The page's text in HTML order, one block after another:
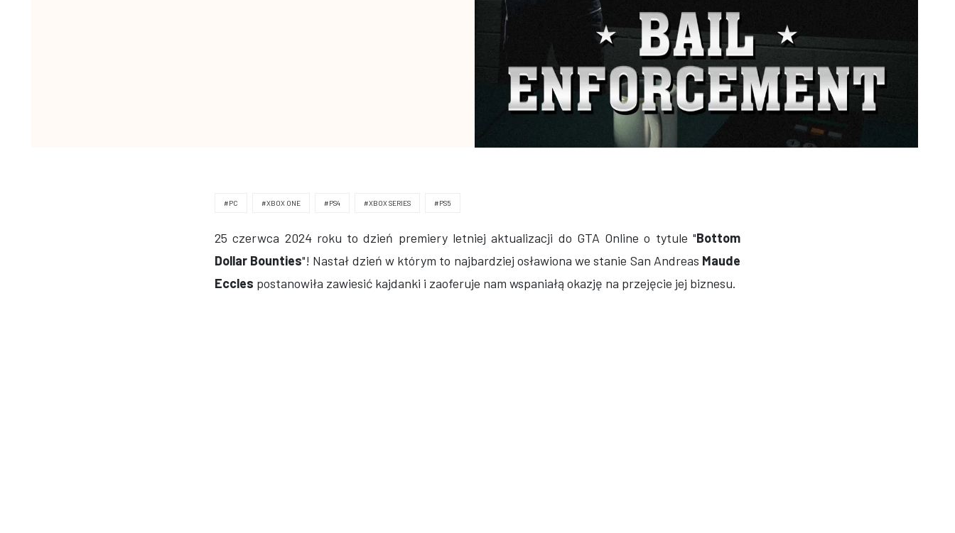
#PC #XBOX ONE #PS4 #XBOX SERIES #PS5
25 czerwca 2024 roku to dzień premiery letniej aktualizacji do GTA Online o tytule "Bottom
Dollar Bounties"! Nastał dzień w którym to najbardziej osławiona we stanie San Andreas Maude
Eccles postanowiła zawiesić kajdanki i zaoferuje nam wspaniałą okazję na przejęcie jej biznesu.